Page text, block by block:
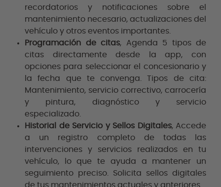
recordatorios y notificaciones sobre el
mantenimiento necesario, actualizaciones del
vehículo y otros eventos importantes.
Programación de citas, Agenda 5 tipos de
citas directamente desde la app, con
opciones para seleccionar el concesionario y
la fecha que te convenga. Tipos de cita:
Mantenimiento, servicio correctivo, carrocería
y pintura, diagnóstico y servicio
especializado.
Historial de Servicio y Sellos Digitales, Accede
a un registro completo de todas las
intervenciones y servicios realizados en tu
vehículo, lo que te ayuda a mantener un
seguimiento preciso. Solicita sellos digitales
de tus mantenimientos actuales y anteriores.